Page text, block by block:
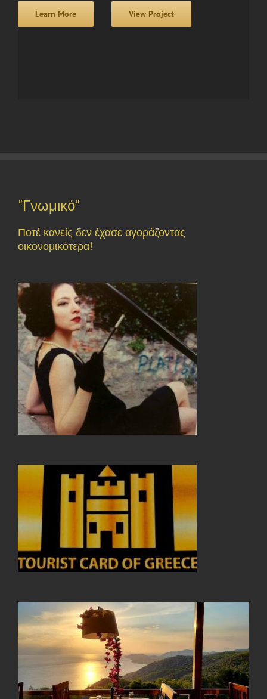
Learn More View Project
"Γνωμικό"
Ποτέ κανείς δεν έχασε αγοράζοντας
οικονομικότερα!